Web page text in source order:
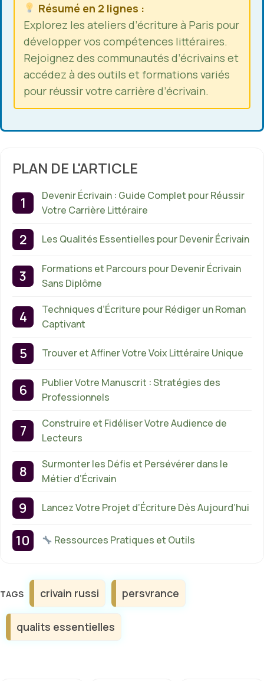
Résumé en 2 lignes :
Explorez les ateliers d’écriture à Paris pour
développer vos compétences littéraires.
Rejoignez des communautés d’écrivains et
accédez à des outils et formations variés
pour réussir votre carrière d’écrivain.
PLAN DE L'ARTICLE
Devenir Écrivain : Guide Complet pour Réussir
Votre Carrière Littéraire
Les Qualités Essentielles pour Devenir Écrivain
Formations et Parcours pour Devenir Écrivain
Sans Diplôme
Techniques d’Écriture pour Rédiger un Roman
Captivant
Trouver et Affiner Votre Voix Littéraire Unique
Publier Votre Manuscrit : Stratégies des
Professionnels
Construire et Fidéliser Votre Audience de
Lecteurs
Surmonter les Défis et Persévérer dans le
Métier d’Écrivain
Lancez Votre Projet d’Écriture Dès Aujourd’hui
Ressources Pratiques et Outils
Étiquettes
crivain russi persvrance
qualits essentielles